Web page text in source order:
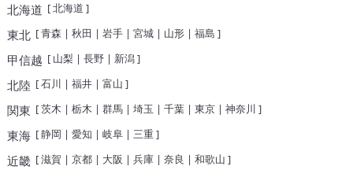
北海道 [北海道 ]
東北 [青森 | 秋田 | 岩手| 宮城| 山形| 福島 ]
甲信越 [ 山梨 | 長野| 新潟]
北陸 [石川 | 福井| 富山 ]
関東 [茨木 | 栃木 | 群馬| 埼玉 | 千葉| 東京| 神奈川 ]
東海[静岡 | 愛知 | 岐阜| 三重]
近畿[滋賀 | 京都| 大阪 | 兵庫| 奈良 | 和歌山 ]